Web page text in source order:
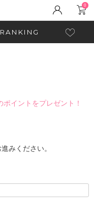
0
RANKING
イントをプレゼント！
みください。